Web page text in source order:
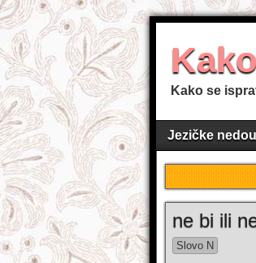
Kako se
Jezičke
ne bi ili
Slovo N